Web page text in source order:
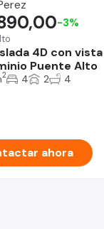
4D con
Puente Alto
-3%
2 4 2 4
ahora